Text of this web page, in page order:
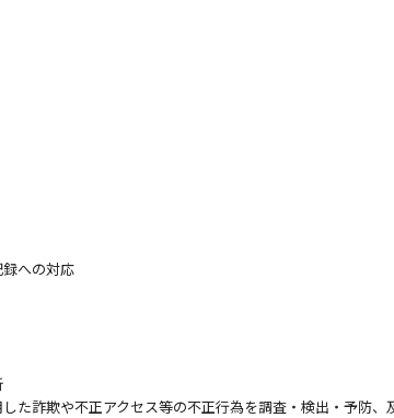
への対応
た詐欺や不正アクセス等の不正行為を調査・検出・予防、